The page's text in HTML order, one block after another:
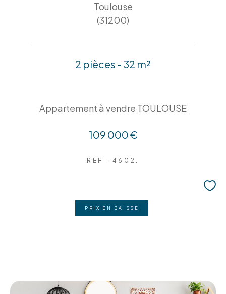
Toulouse
(31200)
2 pièces - 32 m²
Appartement à vendre TOULOUSE
109 000 €
REF : 4602.
PRIX EN BAISSE